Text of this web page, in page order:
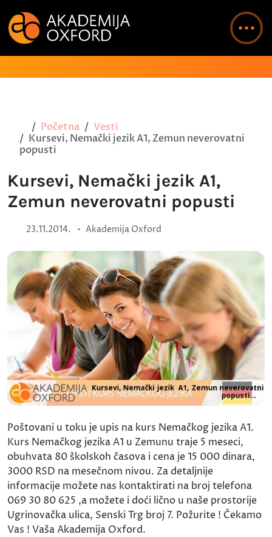
Početna
Vesti
Kursevi, Nemački jezik A1, Zemun neverovatni
popusti
Kursevi, Nemački jezik A1,
Zemun neverovatni popusti
23.11.2014. • Akademija Oxford
Poštovani u toku je upis na kurs Nemačkog jezika A1.
Kurs Nemačkog jezika A1 u Zemunu traje 5 meseci,
obuhvata 80 školskoh časova i cena je 15 000 dinara,
3000 RSD na mesečnom nivou. Za detaljnije
informacije možete nas kontaktirati na broj telefona
069 30 80 625 ,a možete i doći lično u naše prostorije
Ugrinovačka ulica, Senski Trg broj 7. Požurite ! Čekamo
Vas ! Vaša Akademija Oxford.